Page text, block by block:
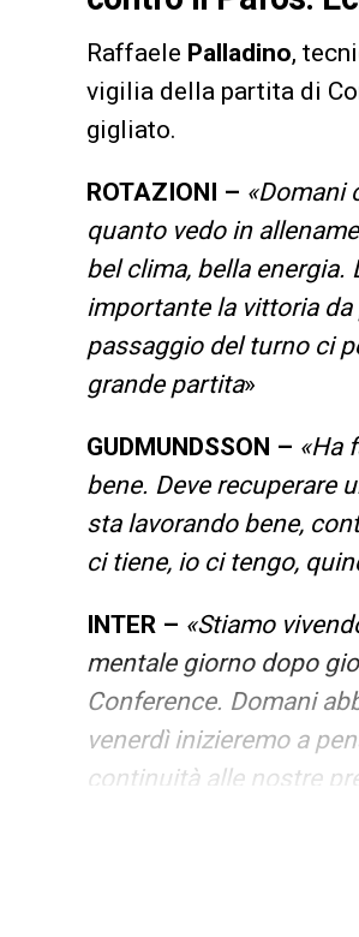
Raffaele Palladino,
vigilia della partita di
gigliato.
ROTAZIONI – «Domani
quanto vedo in
bel clima, bella
importante la vittoria
passaggio del turno ci
grande partita»
GUDMUNDSSON – «Ha
bene. Deve recuperare
sta lavorando bene,
ci tiene, io ci tengo,
INTER – «Stiamo
mentale giorno dopo
Conference. Domani
venerdì inizieremo a
continuità alle nostre